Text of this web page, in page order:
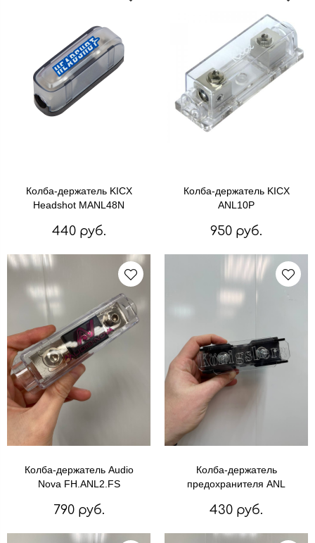
Колба-держатель KICX
Headshot MANL48N
440 руб.
Колба-держатель KICX
ANL10P
950 руб.
Колба-держатель Audio
Nova FH.ANL2.FS
790 руб.
Колба-держатель
предохранителя ANL
430 руб.